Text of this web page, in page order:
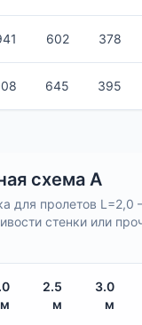
602 378
645 395
схема А
для пролетов
стенки или
м
2.5
м
3.0
м